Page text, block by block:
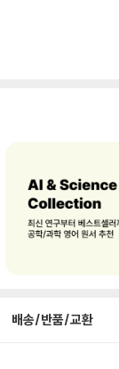
배송/반품/교환